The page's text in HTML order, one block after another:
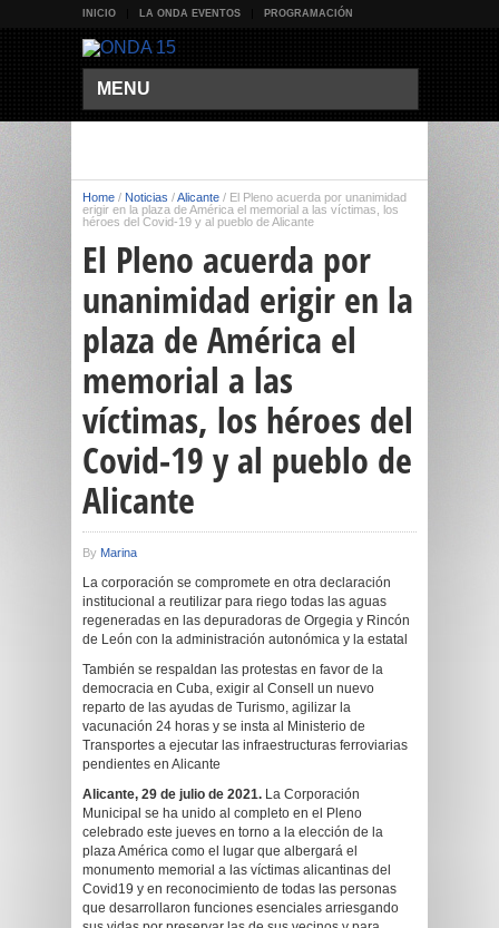
INICIO LA ONDA EVENTOS PROGRAMACIÓN
MENU
Home / Noticias /Alicante / El Pleno acuerda por unanimidad
erigir en la plaza de América el memorial a las víctimas, los
héroes del Covid-19 y al pueblo de Alicante
El Pleno acuerda por
unanimidad erigir en la
plaza de América el
memorial a las
víctimas, los héroes del
Covid-19 y al pueblo de
Alicante
By Marina
La corporación se compromete en otra declaración
institucional a reutilizar para riego todas las aguas
regeneradas en las depuradoras de Orgegia y Rincón
de León con la administración autonómica y la estatal
También se respaldan las protestas en favor de la
democracia en Cuba, exigir al Consell un nuevo
reparto de las ayudas de Turismo, agilizar la
vacunación 24 horas y se insta al Ministerio de
Transportes a ejecutar las infraestructuras ferroviarias
pendientes en Alicante
Alicante, 29 de julio de 2021. La Corporación
Municipal se ha unido al completo en el Pleno
celebrado este jueves en torno a la elección de la
plaza América como el lugar que albergará el
monumento memorial a las víctimas alicantinas del
Covid19 y en reconocimiento de todas las personas
que desarrollaron funciones esenciales arriesgando